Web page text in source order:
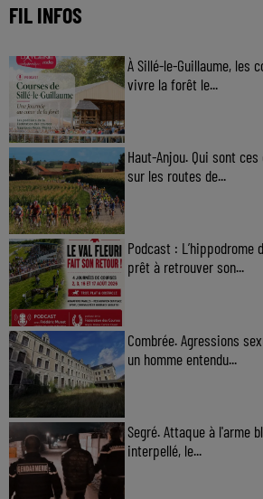
FIL INFOS
À Sillé-le-Guillaume, les
vivre la forêt le...
Haut-Anjou. Qui sont
sur les routes de...
Podcast :
prêt à retrouver son...
Combrée. Agressions
un homme entendu...
Segré. Attaque à l'arme
interpellé, le...